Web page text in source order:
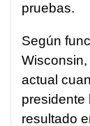
pruebas.
Según
actual
presidente
resultado